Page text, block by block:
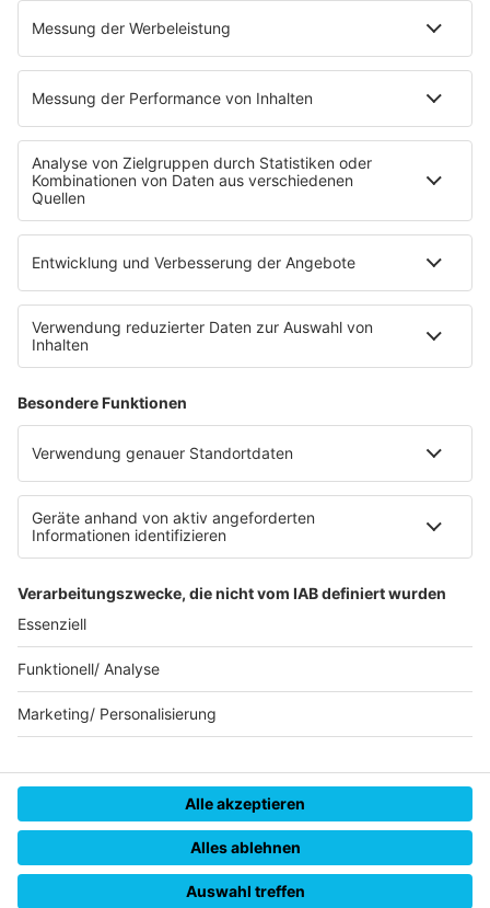
Übersicht
radio.de
radioplayer.de
Partner
WERBUNG
Leistungen und Produkte
Mediadaten und Preisliste
Ansprechpartner
RECHTLICHES
Datenschutz
Datenschutzeinstellungen
Datenverarbeitung bei Gewinnspielen
Teilnahmebedingungen
Bildnachweise
KI-Leitlinie
© RADIO REGENBOGEN - Eine Marke der Audiotainment Südwest
GmbH & Co. KG